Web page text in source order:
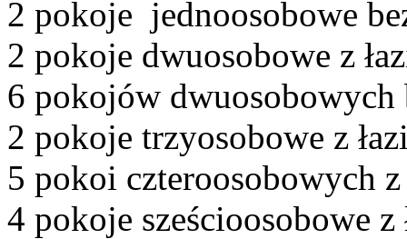
2 pokoje jednoosobowe
2 pokoje dwuosobowe z
6 pokojów dwuosobowych
2 pokoje trzyosobowe z
5 pokoi czteroosobowych z
4 pokoje sześcioosobowe z